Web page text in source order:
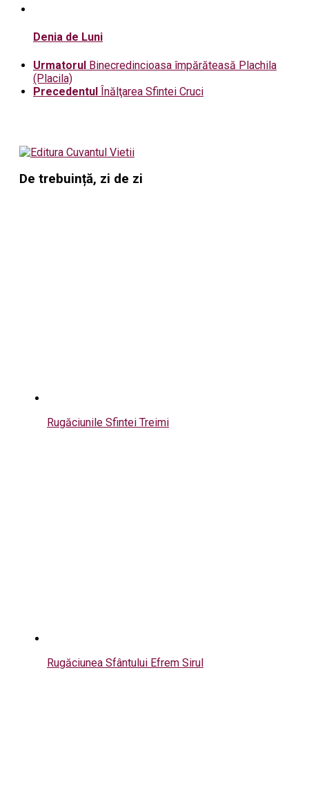
Denia de Luni
Urmatorul Binecredincioasa împărăteasă Plachila
(Placila)
Precedentul Înălţarea Sfintei Cruci
De trebuință, zi de zi
Rugăciunile Sfintei Treimi
Rugăciunea Sfântului Efrem Sirul